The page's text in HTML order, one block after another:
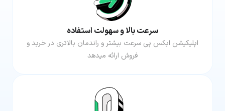
سرعت بالا و سهولت استفاده
اپلیکیشن ایکس پی سرعت بیشتر و راندمان بالاتری در خرید و
فروش ارائه میدهد